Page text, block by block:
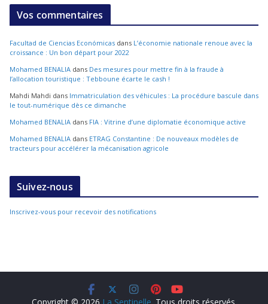
Vos commentaires
Facultad de Ciencias Económicas dans L’économie nationale renoue avec la
croissance : Un bon départ pour 2022
Mohamed BENALIA dans Des mesures pour mettre fin à la fraude à
l’allocation touristique : Tebboune écarte le cash !
Mahdi Mahdi dans Immatriculation des véhicules : La procédure bascule dans
le tout-numérique dès ce dimanche
Mohamed BENALIA dans FIA : Vitrine d’une diplomatie économique active
Mohamed BENALIA dans ETRAG Constantine : De nouveaux modèles de
tracteurs pour accélérer la mécanisation agricole
Suivez-nous
Inscrivez-vous pour recevoir des notifications